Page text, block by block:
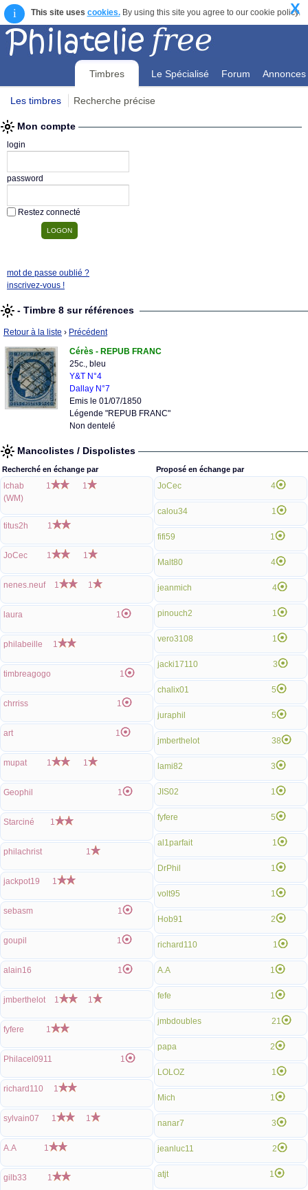
i This site uses cookies.By using this site you agree to our cookie policy.
X
Timbres Le Spécialisé Forum Annonces
Les timbres Recherche précise
Mon compte
login
password
Restez connecté
mot de passe oublié ?
inscrivez-vous !
- Timbre 8 sur références
Retour à la liste › Précédent
Cérès - REPUB FRANC
25c., bleu
Y&T N°4
Dallay N°7
Emis le 01/07/1850
Légende "REPUB FRANC"
Non dentelé
Mancolistes / Dispolistes
Recherché en échange par
lchab
(WM)
1 1
titus2h 1
JoCec 1 1
nenes.neuf 1 1
laura 1
philabeille 1
timbreagogo 1
chrriss 1
art 1
mupat 1 1
Geophil 1
Starciné 1
philachrist 1
jackpot19 1
sebasm 1
goupil 1
alain16 1
jmberthelot 1 1
fyfere 1
Philacel0911 1
richard110 1
sylvain07 1 1
A.A 1
gilb33 1
Proposé en échange par
JoCec 4
calou34 1
fifi59 1
Malt80 4
jeanmich 4
pinouch2 1
vero3108 1
jacki17110 3
chalix01 5
juraphil 5
jmberthelot 38
lami82 3
JIS02 1
fyfere 5
al1parfait 1
DrPhil 1
volt95 1
Hob91 2
richard110 1
A.A 1
fefe 1
jmbdoubles 21
papa 2
LOLOZ 1
Mich 1
nanar7 3
jeanluc11 2
atjt 1